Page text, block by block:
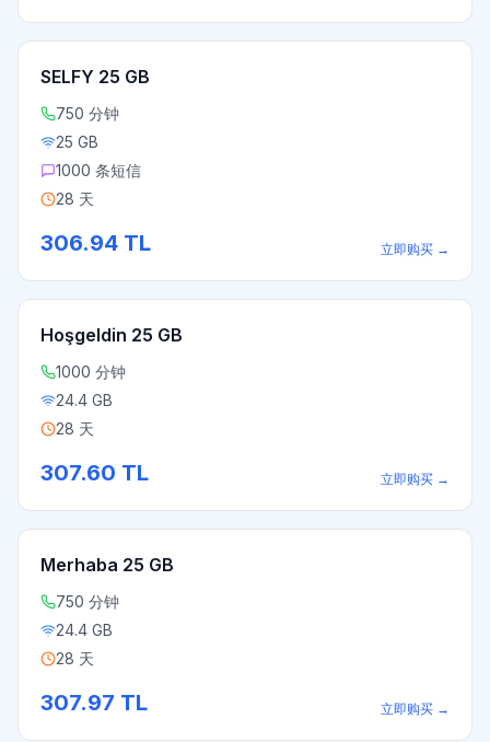
SELFY 25 GB
750 分钟
25 GB
1000 条短信
28 天
306.94 TL 立即购买 →
Hoşgeldin 25 GB
1000 分钟
24.4 GB
28 天
307.60 TL 立即购买 →
Merhaba 25 GB
750 分钟
24.4 GB
28 天
307.97 TL 立即购买 →